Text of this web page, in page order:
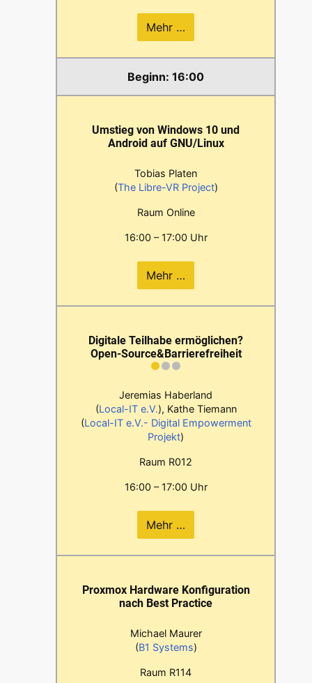
Mehr …
16:00
Umstieg von Windows 10 und
Android auf GNU/Linux
Tobias Platen
(The Libre-VR Project)
Raum Online
16:00 – 17:00 Uhr
Mehr …
Digitale Teilhabe ermöglichen?
Open-Source&Barrierefreiheit
Jeremias Haberland
(Local-IT e.V.), Kathe Tiemann
(Local-IT e.V.- Digital Empowerment
Projekt)
Raum R012
16:00 – 17:00 Uhr
Mehr …
Proxmox Hardware Konfiguration
nach Best Practice
Michael Maurer
(B1 Systems)
Raum R114